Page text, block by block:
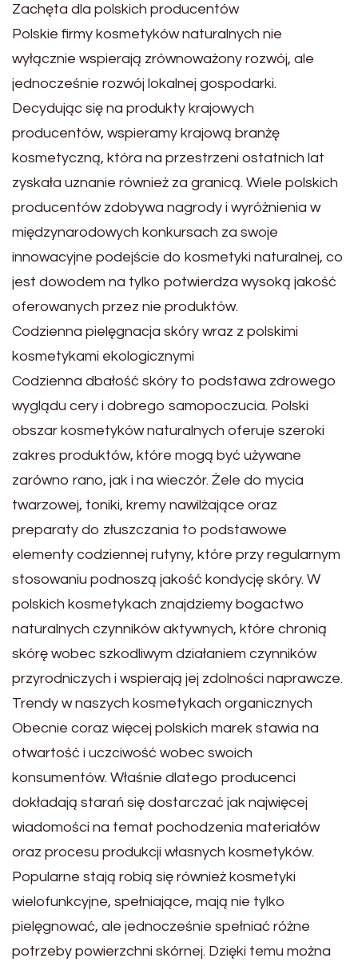
Zachęta dla polskich producentów
Polskie firmy kosmetyków naturalnych nie
wyłącznie wspierają zrównoważony rozwój, ale
jednocześnie rozwój lokalnej gospodarki.
Decydując się na produkty krajowych
producentów, wspieramy krajową branżę
kosmetyczną, która na przestrzeni ostatnich lat
zyskała uznanie również za granicą. Wiele polskich
producentów zdobywa nagrody i wyróżnienia w
międzynarodowych konkursach za swoje
innowacyjne podejście do kosmetyki naturalnej, co
jest dowodem na tylko potwierdza wysoką jakość
oferowanych przez nie produktów.
Codzienna pielęgnacja skóry wraz z polskimi
kosmetykami ekologicznymi
Codzienna dbałość skóry to podstawa zdrowego
wyglądu cery i dobrego samopoczucia. Polski
obszar kosmetyków naturalnych oferuje szeroki
zakres produktów, które mogą być używane
zarówno rano, jak i na wieczór. Żele do mycia
twarzowej, toniki, kremy nawilżające oraz
preparaty do złuszczania to podstawowe
elementy codziennej rutyny, które przy regularnym
stosowaniu podnoszą jakość kondycję skóry. W
polskich kosmetykach znajdziemy bogactwo
naturalnych czynników aktywnych, które chronią
skórę wobec szkodliwym działaniem czynników
przyrodniczych i wspierają jej zdolności naprawcze.
Trendy w naszych kosmetykach organicznych
Obecnie coraz więcej polskich marek stawia na
otwartość i uczciwość wobec swoich
konsumentów. Właśnie dlatego producenci
dokładają starań się dostarczać jak najwięcej
wiadomości na temat pochodzenia materiałów
oraz procesu produkcji własnych kosmetyków.
Popularne stają robią się również kosmetyki
wielofunkcyjne, spełniające, mają nie tylko
pielęgnować, ale jednocześnie spełniać różne
potrzeby powierzchni skórnej. Dzięki temu można